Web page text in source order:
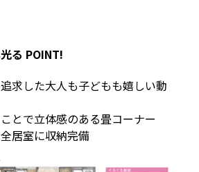
る POINT!
求した大人も子どもも嬉しい動
とで立体感のある畳コーナー
居室に収納完備